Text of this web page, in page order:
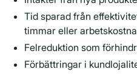
Tid sparad från
timmar eller
Felreduktion som
Förbättringar i